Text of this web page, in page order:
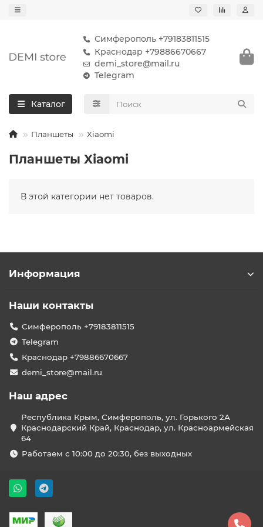
Симферополь +79183811515
Краснодар +79886670667
demi_store@mail.ru
Telegram
Каталог
Планшеты Xiaomi
Планшеты Xiaomi
В этой категории нет товаров.
Информация
Наши контакты
Симферополь +79183811515
Telegram
Краснодар +79886670667
demi_store@mail.ru
Наш адрес
Республика Крым, Симферополь, ул. Горького 2А
Краснодарский Край, Краснодар, ул. Красноармейская
64
Работаем с 10:00 до 20:30, без выходных